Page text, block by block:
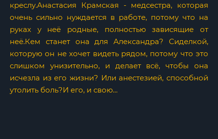
креслу.Анастасия Крамская - медсестра, которая
очень сильно нуждается в работе, потому что на
руках у неё родные, полностью зависящие от
неё.Кем станет она для Александра? Сиделкой,
которую он не хочет видеть рядом, потому что это
слишком унизительно, и делает всё, чтобы она
исчезла из его жизни? Или анестезией, способной
утолить боль?И его, и свою…